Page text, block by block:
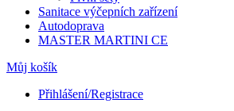
Sanitace výčepních zařízení
Autodoprava
MASTER MARTINI CE
Můj košík
Přihlášení/Registrace